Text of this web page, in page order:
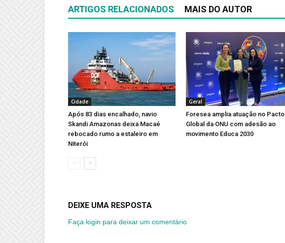
ARTIGOS RELACIONADOS MAIS DO AUTOR
Cidade
Após 83 dias encalhado, navio
Skandi Amazonas deixa Macaé
rebocado rumo a estaleiro em
Niterói
Geral
Foresea amplia atuação no Pacto
Global da ONU com adesão ao
movimento Educa 2030
DEIXE UMA RESPOSTA
Faça login para deixar um comentário